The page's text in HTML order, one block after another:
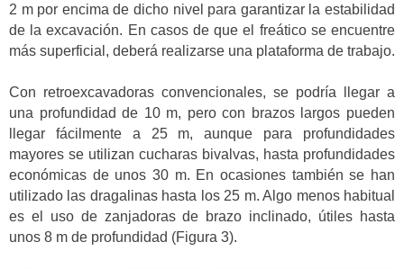
2 m por encima de dicho nivel para garantizar la estabilidad
de la excavación. En casos de que el freático se encuentre
más superficial, deberá realizarse una plataforma de trabajo.
Con retroexcavadoras convencionales, se podría llegar a
una profundidad de 10 m, pero con brazos largos pueden
llegar fácilmente a 25 m, aunque para profundidades
mayores se utilizan cucharas bivalvas, hasta profundidades
económicas de unos 30 m. En ocasiones también se han
utilizado las dragalinas hasta los 25 m. Algo menos habitual
es el uso de zanjadoras de brazo inclinado, útiles hasta
unos 8 m de profundidad (Figura 3).